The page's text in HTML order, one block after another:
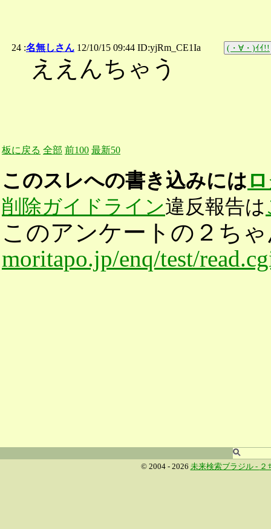
24 :名無しさん 12/10/15 09:44 ID:yjRm_CE1Ia (・∀・)ｲｲ!!
ええんちゃう
板に戻る 全部 前100 最新50
このスレへの書き込みには
削除ガイドライン違反報告は
このアンケートの２ち
moritapo.jp/enq/test/
© 2004 - 2026 未来検索ブラジル - ２